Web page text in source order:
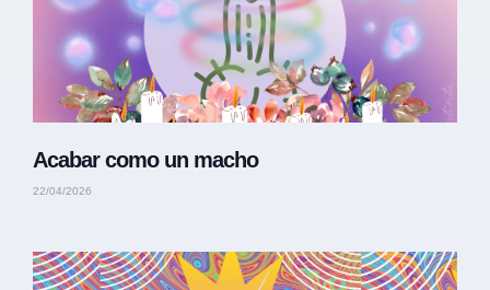
Acabar como un macho
22/04/2026